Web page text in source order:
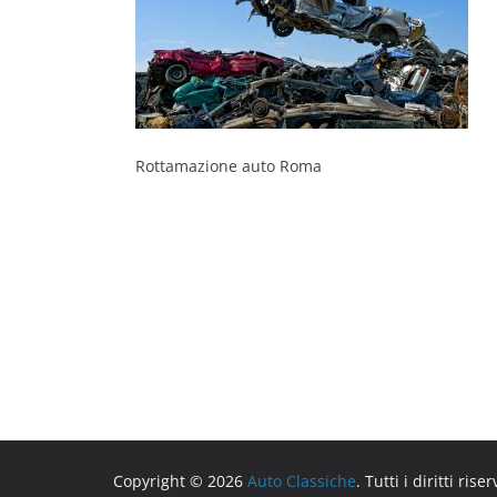
Rottamazione auto Roma
Copyright © 2026 Auto Classiche. Tutti i diritti